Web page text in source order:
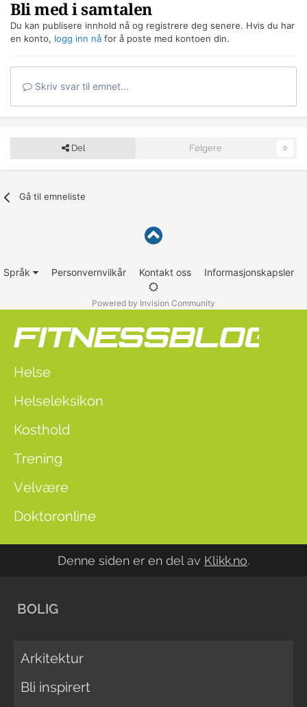
Bli med i samtalen
Du kan publisere innhold nå og registrere deg senere. Hvis du har
en konto, logg inn nå for å poste med kontoen din.
Skriv svar til emnet...
Del Følgere 0
Gå til emneliste
Språk Personvernvilkår Kontakt oss Informasjonskapsler
Powered by Invision Community
Helse
Helseleksikon
Kosthold
Trening
Velvære
Doktoronline
Denne siden er en del av Klikk.no.
BOLIG
Arkitektur
Bli inspirert